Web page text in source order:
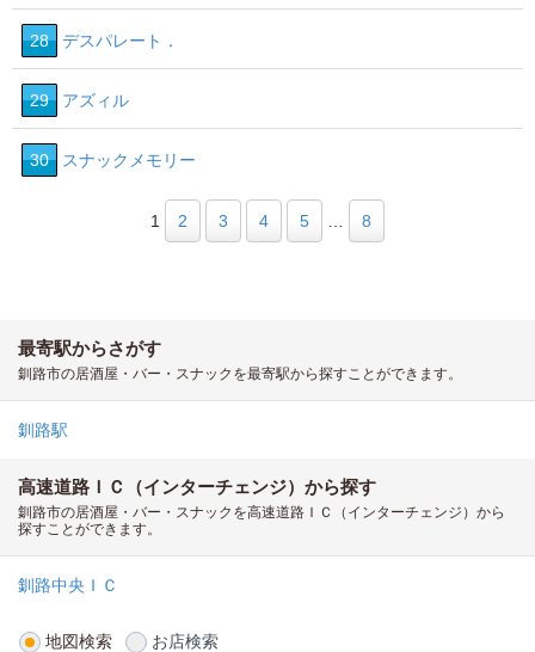
28 デスパレート．
29 アズィル
30 スナックメモリー
1 2 3 4 5 8
最寄駅からさがす
釧路市の居酒屋・バー・スナックを最寄駅から探すことができます。
釧路駅
高速道路ＩＣ（インターチェンジ）から探す
釧路市の居酒屋・バー・スナックを高速道路ＩＣ（インターチェンジ）から
探すことができます。
釧路中央ＩＣ
地図検索 お店検索